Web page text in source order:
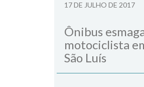
17 DE JULHO DE 2017
Ônibus
motociclista
São Luís